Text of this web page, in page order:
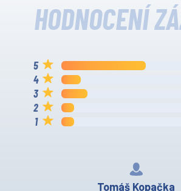
HODNOCENÍ
Tomáš Kopačka